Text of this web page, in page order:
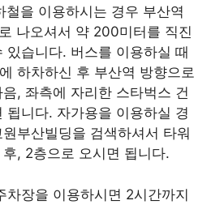
을 이용하시는 경우 부산역
나오셔서 약 200미터를 직진
있습니다. 버스를 이용하실 때
하차하신 후 부산역 방향으로
, 좌측에 자리한 스타벅스 건
됩니다. 자가용을 이용하실 경
부산빌딩을 검색하셔서 타워
, 2층으로 오시면 됩니다.
차장을 이용하시면 2시간까지